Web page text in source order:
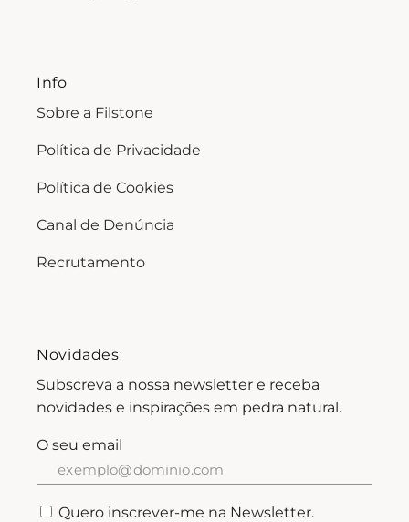
Info
Sobre a Filstone
Política de Privacidade
Política de Cookies
Canal de Denúncia
Recrutamento
Novidades
Subscreva a nossa newsletter e receba
novidades e inspirações em pedra natural.
O seu email
Quero inscrever-me na Newsletter.